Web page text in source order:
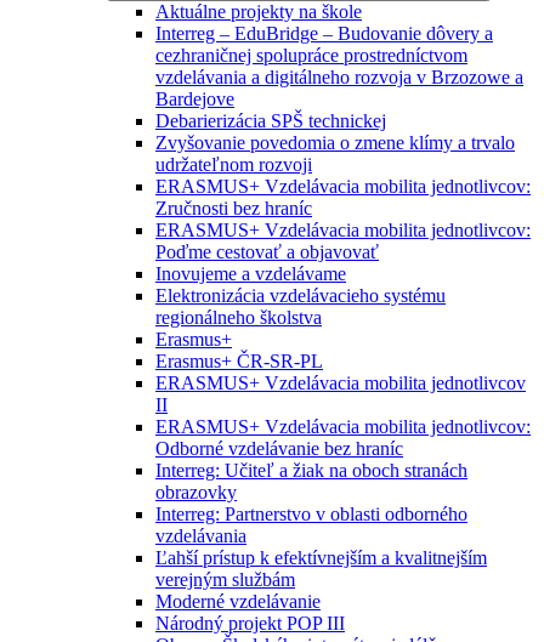
Aktuálne projekty na škole
Interreg – EduBridge – Budovanie dôvery a
cezhraničnej spolupráce prostredníctvom
vzdelávania a digitálneho rozvoja v Brzozowe a
Bardejove
Debarierizácia SPŠ technickej
Zvyšovanie povedomia o zmene klímy a trvalo
udržateľnom rozvoji
ERASMUS+ Vzdelávacia mobilita jednotlivcov:
Zručnosti bez hraníc
ERASMUS+ Vzdelávacia mobilita jednotlivcov:
Poďme cestovať a objavovať
Inovujeme a vzdelávame
Elektronizácia vzdelávacieho systému
regionálneho školstva
Erasmus+
Erasmus+ ČR-SR-PL
ERASMUS+ Vzdelávacia mobilita jednotlivcov
II
ERASMUS+ Vzdelávacia mobilita jednotlivcov:
Odborné vzdelávanie bez hraníc
Interreg: Učiteľ a žiak na oboch stranách
obrazovky
Interreg: Partnerstvo v oblasti odborného
vzdelávania
Ľahší prístup k efektívnejším a kvalitnejším
verejným službám
Moderné vzdelávanie
Národný projekt POP III